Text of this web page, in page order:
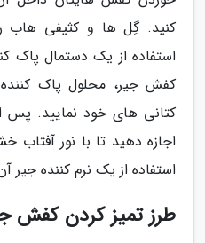
کنید. گِل ها و کثیفی هاب
استفاده از یک دستمال
کفش جیر، محلول پاک
کتانی های خود نمایید. پس
اجازه دهید تا با نور
استفاده از یک نرم کننده جیر
طرز تمیز کردن کفش